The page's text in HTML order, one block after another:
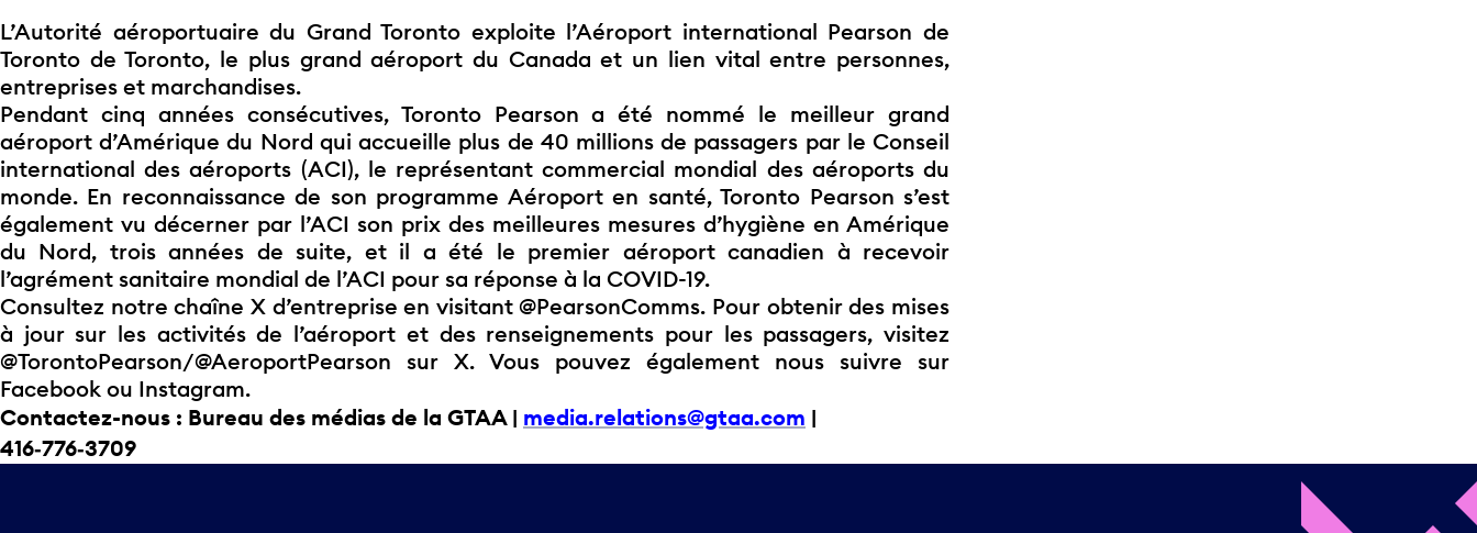
L’Autorité aéroportuaire du Grand Toronto exploite l’Aéroport international Pearson de
Toronto de Toronto, le plus grand aéroport du Canada et un lien vital entre personnes,
entreprises et marchandises.
Pendant cinq années consécutives, Toronto Pearson a été nommé le meilleur grand
aéroport d’Amérique du Nord qui accueille plus de 40 millions de passagers par le Conseil
international des aéroports (ACI), le représentant commercial mondial des aéroports du
monde. En reconnaissance de son programme Aéroport en santé, Toronto Pearson s’est
également vu décerner par l’ACI son prix des meilleures mesures d’hygiène en Amérique
du Nord, trois années de suite, et il a été le premier aéroport canadien à recevoir
l’agrément sanitaire mondial de l’ACI pour sa réponse à la COVID-19.
Consultez notre chaîne X d’entreprise en visitant @PearsonComms. Pour obtenir des mises
à jour sur les activités de l’aéroport et des renseignements pour les passagers, visitez
@TorontoPearson/@AeroportPearson sur X. Vous pouvez également nous suivre sur
Facebook ou Instagram.
Contactez-nous : Bureau des médias de la GTAA | media.relations@gtaa.com |
416‑776‑3709